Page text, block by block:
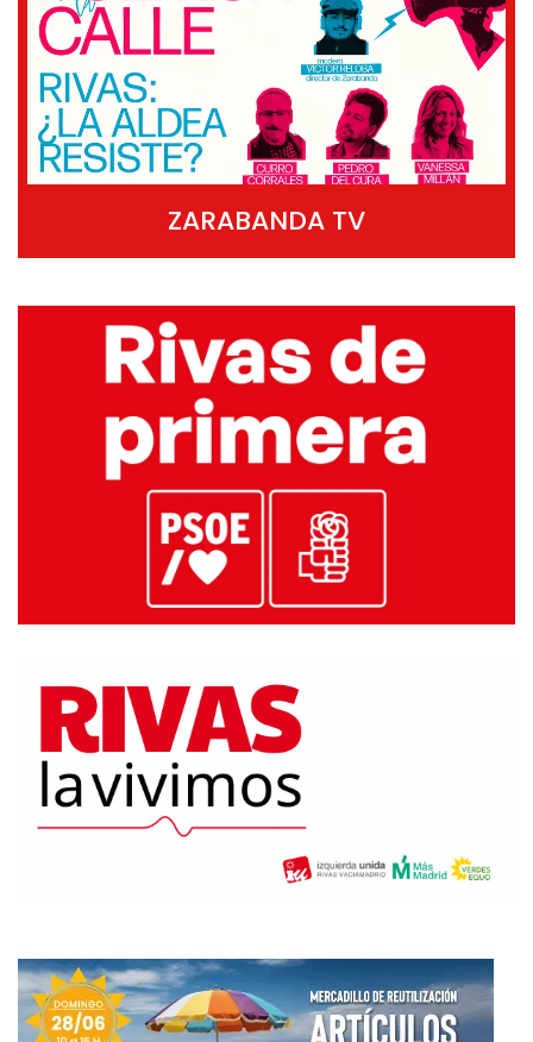
ZARABANDA TV